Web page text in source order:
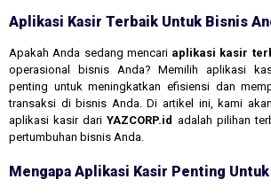
Aplikasi Kasir Terbaik Untuk Bisnis
Apakah Anda sedang mencari aplikasi kasir
operasional bisnis Anda? Memilih aplikasi
penting untuk meningkatkan efisiensi dan
transaksi di bisnis Anda. Di artikel ini, kami
aplikasi kasir dariYAZCORP.id adalah pilihan
pertumbuhan bisnis Anda.
Mengapa Aplikasi Kasir Penting